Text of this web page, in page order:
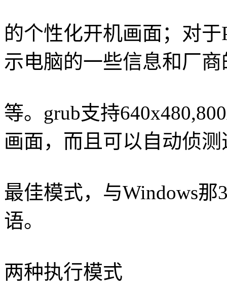
的个性化开机画面；对
示电脑的一些信息和厂商
等。grub支持
画面，而且可以自动侦测
最佳模式，与Windows
语。
两种执行模式